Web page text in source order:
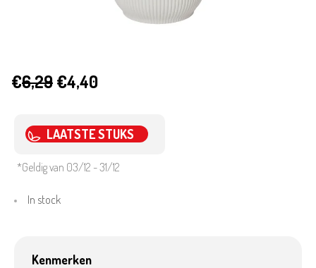
€6,29€4,40
LAATSTE STUKS
*Geldig van 03/12 - 31/12
In stock
Kenmerken